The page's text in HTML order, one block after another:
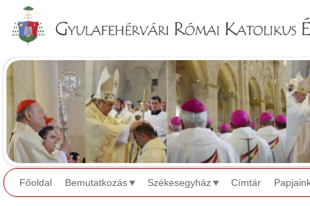
Főoldal Bemutatkozás Székesegyház Címtár